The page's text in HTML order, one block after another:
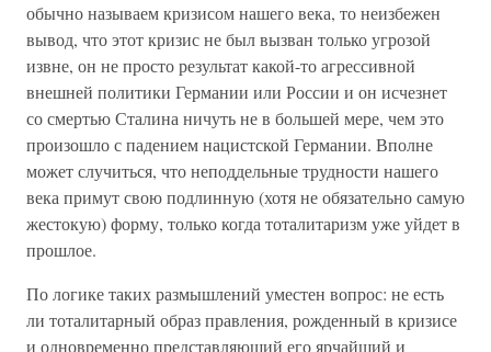
обычно называем кризисом нашего века, то неизбежен
вывод, что этот кризис не был вызван только угрозой
извне, он не просто результат какой-то агрессивной
внешней политики Германии или России и он исчезнет
со смертью Сталина ничуть не в большей мере, чем это
произошло с падением нацистской Германии. Вполне
может случиться, что неподдельные трудности нашего
века примут свою подлинную (хотя не обязательно самую
жестокую) форму, только когда тоталитаризм уже уйдет в
прошлое.
По логике таких размышлений уместен вопрос: не есть
ли тоталитарный образ правления, рожденный в кризисе
и одновременно представляющий его ярчайший и